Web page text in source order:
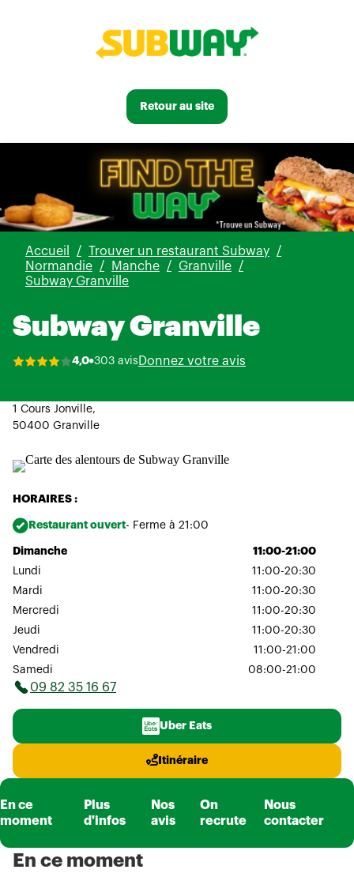
Retour au site
Accueil
Trouver un restaurant Subway
Normandie
Manche
Granville
Subway Granville
Subway Granville
4,0 303 avis Donnez votre avis
1 Cours Jonville,
50400 Granville
HORAIRES :
Restaurant ouvert- Ferme à 21:00
Dimanche
11:00-21:00
Lundi
11:00-20:30
Mardi
11:00-20:30
Mercredi
11:00-20:30
Jeudi
11:00-20:30
Vendredi
11:00-21:00
Samedi
08:00-21:00
09 82 35 16 67
Uber Eats
Itinéraire
En ce
moment
Plus
d'infos
Nos
avis
On
recrute
Nous
contacter
En ce moment